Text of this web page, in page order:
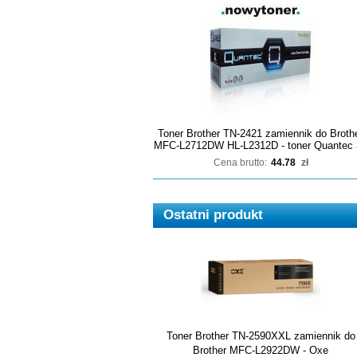
Toner Brother TN-2421 zamiennik do
MFC-L2712DW HL-L2312D - toner Quantec
Cena brutto: 44.78 zł
Ostatni produkt
Toner Brother TN-2590XXL zamiennik do
Brother MFC-L2922DW - Oxe